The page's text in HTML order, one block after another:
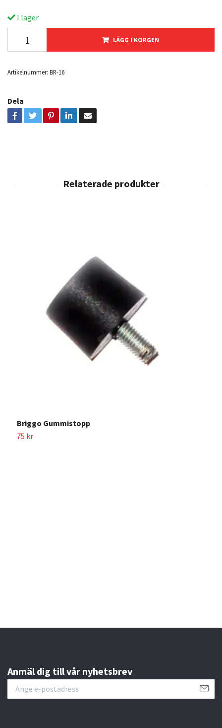
I lager
LÄGG I KORGEN
Artikelnummer: BR-16
Dela
Briggo Gummistopp
75 kr
Anmäl dig till vår nyhetsbrev